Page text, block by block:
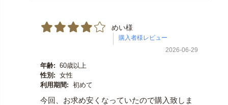
めい様
2026-06-29
年齢: 60歳以上
性別: 女性
利用期間: 初めて
今回、お求め安くなっていたので購入致しま